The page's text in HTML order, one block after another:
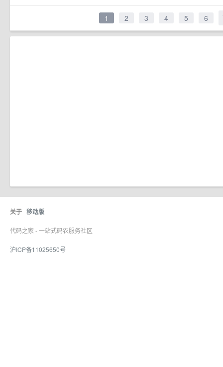
1 2 3 4 5 6
关于 移动版
代码之家 - 一站式码农服务社区
沪ICP备11025650号